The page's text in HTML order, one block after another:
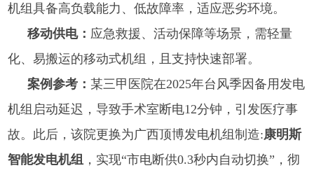
机组具备高负载能力、低故障率，适应恶劣环境。
移动供电： 应急救援、活动保障等场景，需轻量
化、易搬运的移动式机组，且支持快速部署。
案例参考： 某三甲医院在2025年台风季因备用发电
机组启动延迟，导致手术室断电12分钟，引发医疗事
故。此后，该院更换为广西顶博发电机组制造:康明斯
智能发电机组 ，实现“市电断供0.3秒内自动切换”，彻